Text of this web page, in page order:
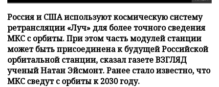
Россия и США используют космическую систему
ретрансляции «Луч» для более точного сведения
МКС с орбиты. При этом часть модулей станции
может быть присоединена к будущей Российской
орбитальной станции, сказал газете ВЗГЛЯД
ученый Натан Эйсмонт. Ранее стало известно, что
МКС сведут с орбиты к 2030 году.